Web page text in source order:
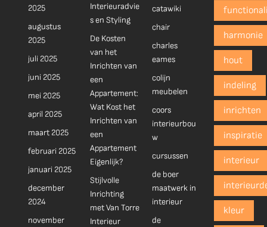
2025
augustus
2025
juli 2025
juni 2025
mei 2025
april 2025
maart 2025
februari 2025
januari 2025
december
2024
november
Interieuradvie
s en Styling
De Kosten
van het
Inrichten van
een
Appartement:
Wat Kost het
Inrichten van
een
Appartement
Eigenlijk?
Stijlvolle
Inrichting
met Van Torre
Interieur
catawiki
chair
charles
eames
colijn
meubelen
coors
interieurbou
w
cursussen
de boer
maatwerk in
interieur
de
harmonie
hout
indeling
inrichten
inspiratie
interieur
kleur